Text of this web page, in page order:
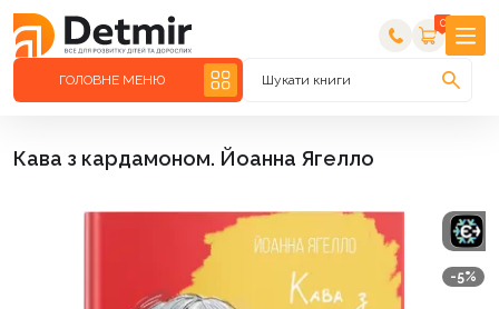
0
ГОЛОВНЕ МЕНЮ Шукати книги
Кава з кардамоном. Йоанна Ягелло
-5%